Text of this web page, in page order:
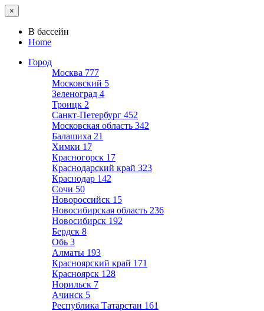
×
В бассейн
Home
Город
Москва 777
Московский 5
Зеленоград 4
Троицк 2
Санкт-Петербург 452
Московская область 342
Балашиха 21
Химки 17
Красногорск 17
Краснодарский край 323
Краснодар 142
Сочи 50
Новороссийск 15
Новосибирская область 236
Новосибирск 192
Бердск 8
Обь 3
Алматы 193
Красноярский край 171
Красноярск 128
Норильск 7
Ачинск 5
Республика Татарстан 161